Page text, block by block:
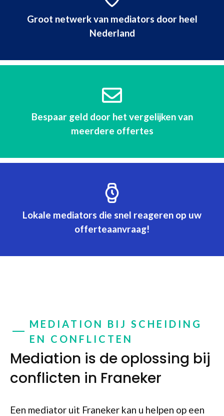
Groot netwerk van mediators door heel
Nederland
Bespaar geld door het vergelijken van
meerdere offertes
Lokale mediators die snel reageren op uw
offerteaanvraag!
MEDIATION BIJ SCHEIDING
EN CONFLICTEN
Mediation is de oplossing bij
conflicten in Franeker
Een mediator uit Franeker kan u helpen op een